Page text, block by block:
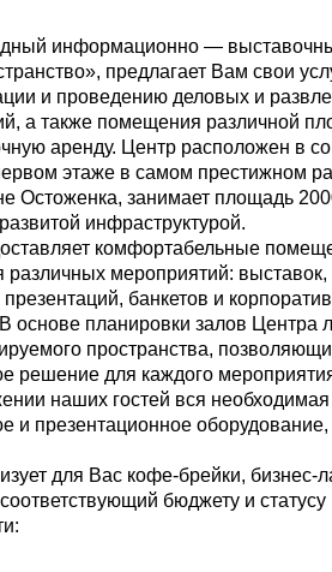
информационно —
предлагает Вам свои
и проведению деловых и
а также помещения различной
аренду. Центр расположен в
этаже в самом престижном
Остоженка, занимает площадь
инфраструктурой.
комфортабельные
различных мероприятий:
банкетов и
основе планировки залов Центра
пространства,
решение для каждого
наших гостей вся
и презентационное
для Вас кофе-брейки, бизнес-
соответствующий бюджету и